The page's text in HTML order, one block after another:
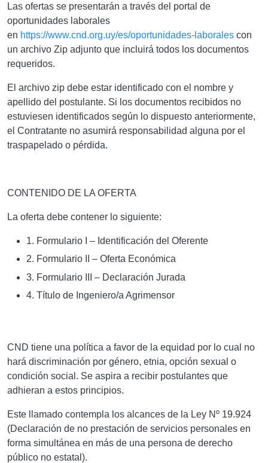
Las ofertas se presentarán a través del portal de
oportunidades laborales
en https://www.cnd.org.uy/es/oportunidades-laborales con
un archivo Zip adjunto que incluirá todos los documentos
requeridos.
El archivo zip debe estar identificado con el nombre y
apellido del postulante. Si los documentos recibidos no
estuviesen identificados según lo dispuesto anteriormente,
el Contratante no asumirá responsabilidad alguna por el
traspapelado o pérdida.
CONTENIDO DE LA OFERTA
La oferta debe contener lo siguiente:
1. Formulario I – Identificación del Oferente
2. Formulario II – Oferta Económica
3. Formulario III – Declaración Jurada
4. Título de Ingeniero/a Agrimensor
CND tiene una política a favor de la equidad por lo cual no
hará discriminación por género, etnia, opción sexual o
condición social. Se aspira a recibir postulantes que
adhieran a estos principios.
Este llamado contempla los alcances de la Ley Nº 19.924
(Declaración de no prestación de servicios personales en
forma simultánea en más de una persona de derecho
público no estatal).